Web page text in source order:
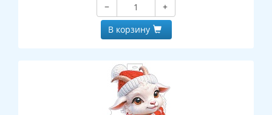
−
+
В корзину